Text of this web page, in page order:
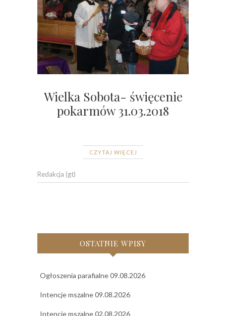
Wielka Sobota- święcenie
pokarmów 31.03.2018
CZYTAJ WIĘCEJ
Redakcja (gt)
OSTATNIE WPISY
Ogłoszenia parafialne 09.08.2026
Intencje mszalne 09.08.2026
Intencje mszalne 02.08.2026